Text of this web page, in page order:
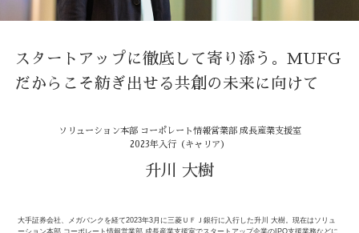
スタートアップに徹底して寄り添う。 MUFG
だからこそ紡ぎ出せる共創の未来に向けて
ソリューション本部 コーポレート情報営業部 成長産業支援室
2023年入行（キャリア）
升川 大樹
大手証券会社、メガバンクを経て2023年3月に三菱ＵＦＪ銀行に入行した升川 大樹。現在はソリュ
ーション本部 コーポレート情報営業部 成長産業支援室でスタートアップ企業のIPO支援業務などに